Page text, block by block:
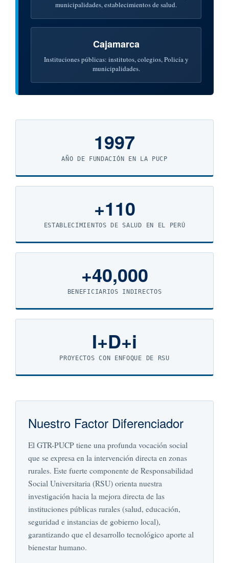
municipalidades, establecimientos de salud.
Cajamarca
Instituciones públicas: institutos, colegios, Policía y
municipalidades.
1997
AÑO DE FUNDACIÓN EN LA PUCP
+110
ESTABLECIMIENTOS DE SALUD EN EL PERÚ
+40,000
BENEFICIARIOS INDIRECTOS
I+D+i
PROYECTOS CON ENFOQUE DE RSU
Nuestro Factor Diferenciador
El GTR-PUCP tiene una profunda vocación social
que se expresa en la intervención directa en zonas
rurales. Este fuerte componente de Responsabilidad
Social Universitaria (RSU) orienta nuestra
investigación hacia la mejora directa de las
instituciones públicas rurales (salud, educación,
seguridad e instancias de gobierno local),
garantizando que el desarrollo tecnológico aporte al
bienestar humano.